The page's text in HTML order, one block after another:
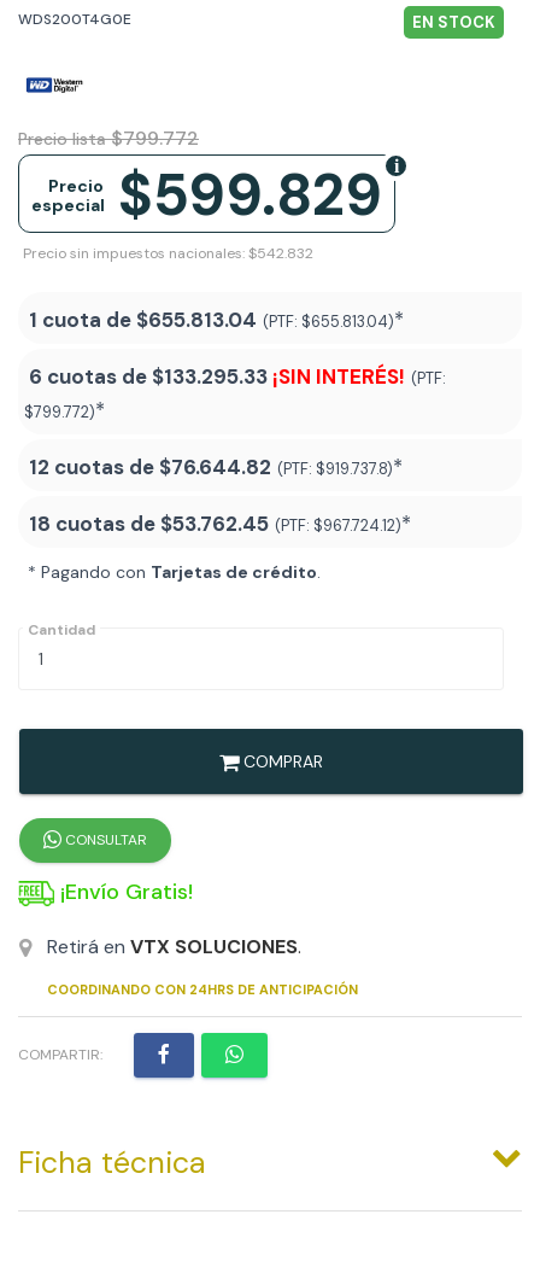
WDS200T4G0E EN STOCK
Precio lista $799.772
$599.829
Precio
especial
Precio sin impuestos nacionales: $542.832
1 cuota de $655.813.04 (PTF: $655.813.04)*
6 cuotas de $133.295.33 ¡SIN INTERÉS! (PTF:
$799.772)*
12 cuotas de $76.644.82 (PTF: $919.737.8)*
18 cuotas de $53.762.45 (PTF: $967.724.12)*
* Pagando con Tarjetas de crédito.
Cantidad
COMPRAR
CONSULTAR
¡Envío Gratis!
Retirá en VTX SOLUCIONES.
COORDINANDO CON 24HRS DE ANTICIPACIÓN
COMPARTIR:
Ficha técnica